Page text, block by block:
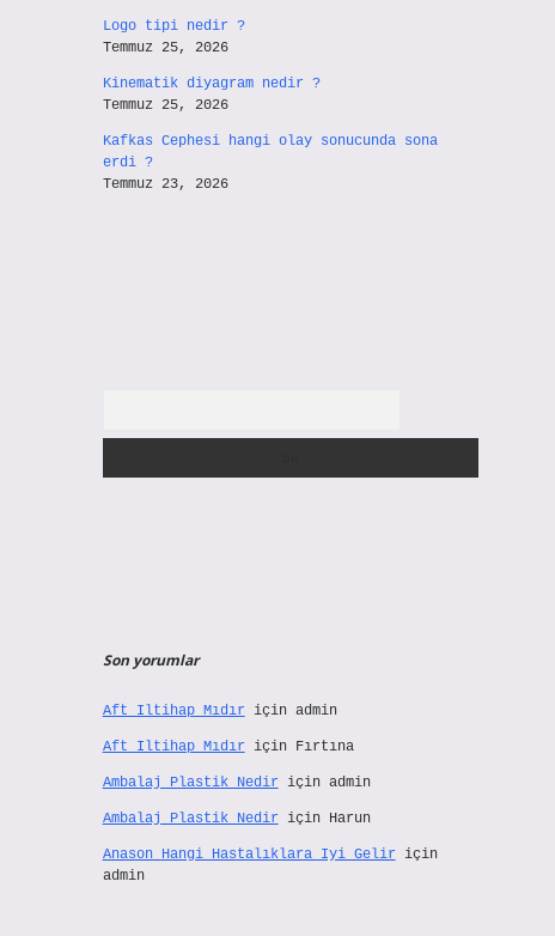
Logo tipi nedir ?
Temmuz 25, 2026
Kinematik diyagram nedir ?
Temmuz 25, 2026
Kafkas Cephesi hangi olay sonucunda sona
erdi ?
Temmuz 23, 2026
Son yorumlar
Aft Iltihap Mıdır için admin
Aft Iltihap Mıdır için Fırtına
Ambalaj Plastik Nedir için admin
Ambalaj Plastik Nedir için Harun
Anason Hangi Hastalıklara Iyi Gelir için
admin